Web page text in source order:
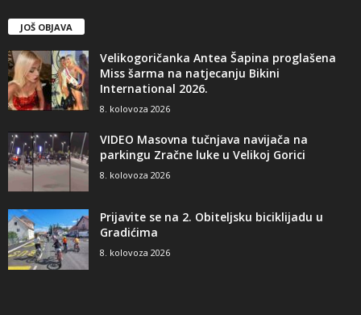
JOŠ OBJAVA
Velikogoričanka Antea Šapina proglašena
Miss šarma na natjecanju Bikini
International 2026.
8. kolovoza 2026
VIDEO Masovna tučnjava navijača na
parkingu Zračne luke u Velikoj Gorici
8. kolovoza 2026
Prijavite se na 2. Obiteljsku biciklijadu u
Gradićima
8. kolovoza 2026